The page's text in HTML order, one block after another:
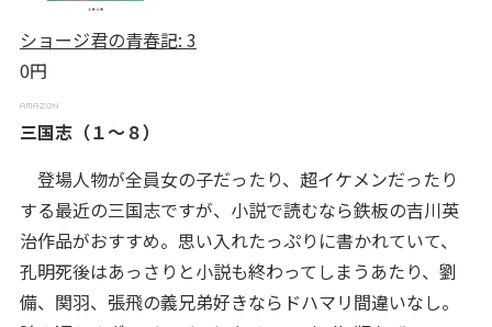
ショージ君の青春記: 3
0円
三国志（１～８）
登場人物が全員女の子だったり、超イケメンだったり
する最近の三国志ですが、小説で読むなら鉄板の吉川英
治作品がおすすめ。思い入れたっぷりに書かれていて、
孔明死後はあっさりと小説も終わってしまうあたり、劉
備、関羽、張飛の義兄弟好きならドハマリ間違いなし。